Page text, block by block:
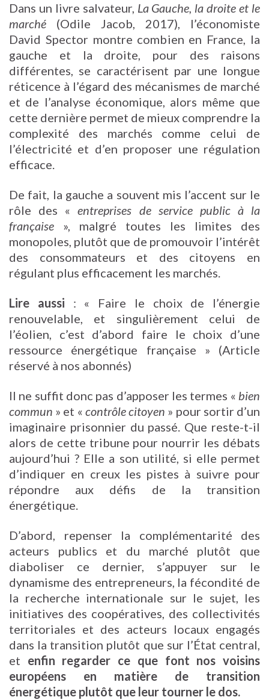
Dans un livre salvateur, La Gauche, la droite et le
marché (Odile Jacob, 2017), l’économiste
David Spector montre combien en France, la
gauche et la droite, pour des raisons
différentes, se caractérisent par une longue
réticence à l’égard des mécanismes de marché
et de l’analyse économique, alors même que
cette dernière permet de mieux comprendre la
complexité des marchés comme celui de
l’électricité et d’en proposer une régulation
efficace.
De fait, la gauche a souvent mis l’accent sur le
rôle des «entreprises de service public à la
française », malgré toutes les limites des
monopoles, plutôt que de promouvoir l’intérêt
des consommateurs et des citoyens en
régulant plus efficacement les marchés.
Lire aussi : « Faire le choix de l’énergie
renouvelable, et singulièrement celui de
l’éolien, c’est d’abord faire le choix d’une
ressource énergétique française » (Article
réservé à nos abonnés)
Il ne suffit donc pas d’apposer les termes « bien
commun » et « contrôle citoyen » pour sortir d’un
imaginaire prisonnier du passé. Que reste-t-il
alors de cette tribune pour nourrir les débats
aujourd’hui ? Elle a son utilité, si elle permet
d’indiquer en creux les pistes à suivre pour
répondre aux défis de la transition
énergétique.
D’abord, repenser la complémentarité des
acteurs publics et du marché plutôt que
diaboliser ce dernier, s’appuyer sur le
dynamisme des entrepreneurs, la fécondité de
la recherche internationale sur le sujet, les
initiatives des coopératives, des collectivités
territoriales et des acteurs locaux engagés
dans la transition plutôt que sur l’État central,
et enfin regarder ce que font nos voisins
européens en matière de transition
énergétique plutôt que leur tourner le dos.